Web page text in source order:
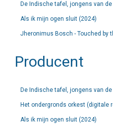
De Indische tafel, jongens van
Als ik mijn ogen sluit (2024)
Jheronimus Bosch - Touched by
Producent
De Indische tafel, jongens van
Het ondergronds orkest (digitale
Als ik mijn ogen sluit (2024)